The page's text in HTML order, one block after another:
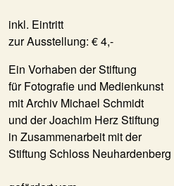
inkl. Eintritt
zur Ausstellung: € 4,-
Ein Vorhaben der Stiftung
für Fotografie und Medienkunst
mit Archiv Michael Schmidt
und der Joachim Herz Stiftung
in Zusammenarbeit mit der
Stiftung Schloss Neuhardenberg